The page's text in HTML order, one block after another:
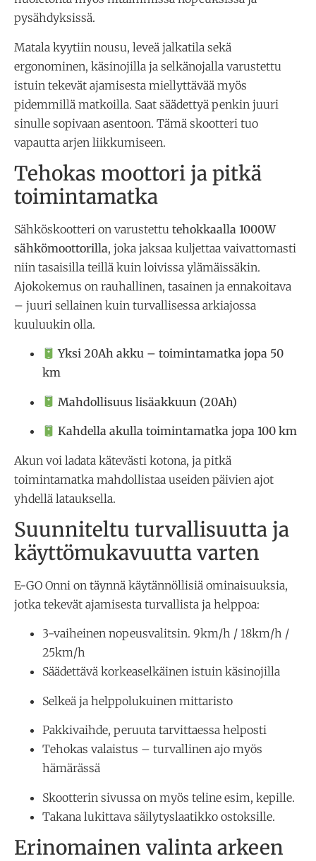
pysähdyksissä.
Matala kyytiin nousu, leveä jalkatila sekä
ergonominen, käsinojilla ja selkänojalla varustettu
istuin tekevät ajamisesta miellyttävää myös
pidemmillä matkoilla. Saat säädettyä penkin juuri
sinulle sopivaan asentoon. Tämä skootteri tuo
vapautta arjen liikkumiseen.
Tehokas moottori ja pitkä
toimintamatka
Sähköskootteri on varustettu tehokkaalla 1000W
sähkömoottorilla, joka jaksaa kuljettaa vaivattomasti
niin tasaisilla teillä kuin loivissa ylämäissäkin.
Ajokokemus on rauhallinen, tasainen ja ennakoitava
– juuri sellainen kuin turvallisessa arkiajossa
kuuluukin olla.
Yksi 20Ah akku – toimintamatka jopa 50
km
Mahdollisuus lisäakkuun (20Ah)
Kahdella akulla toimintamatka jopa 100 km
Akun voi ladata kätevästi kotona, ja pitkä
toimintamatka mahdollistaa useiden päivien ajot
yhdellä latauksella.
Suunniteltu turvallisuutta ja
käyttömukavuutta varten
E-GO Onni on täynnä käytännöllisiä ominaisuuksia,
jotka tekevät ajamisesta turvallista ja helppoa:
3-vaiheinen nopeusvalitsin. 9km/h / 18km/h /
25km/h
Säädettävä korkeaselkäinen istuin käsinojilla
Selkeä ja helppolukuinen mittaristo
Pakkivaihde, peruuta tarvittaessa helposti
Tehokas valaistus – turvallinen ajo myös
hämärässä
Skootterin sivussa on myös teline esim, kepille.
Takana lukittava säilytyslaatikko ostoksille.
Erinomainen valinta arkeen